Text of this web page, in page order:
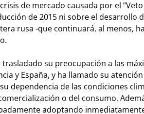
de mercado causada por el
de 2015 ni sobre el desarrollo
rusa -que continuará, al menos,
su preocupación a las
y España, y ha llamado su
dependencia de las condiciones
o del consumo.
adoptando